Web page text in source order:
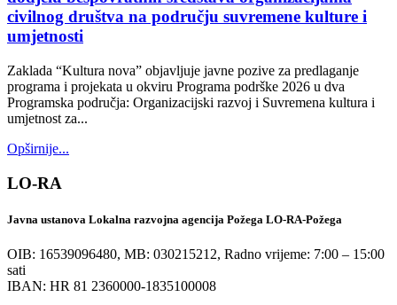
civilnog društva na području suvremene kulture i
umjetnosti
Zaklada “Kultura nova” objavljuje javne pozive za predlaganje
programa i projekata u okviru Programa podrške 2026 u dva
Programska područja: Organizacijski razvoj i Suvremena kultura i
umjetnost za...
Opširnije...
LO-RA
Javna ustanova Lokalna razvojna agencija Požega LO-RA-Požega
OIB: 16539096480, MB: 030215212, Radno vrijeme: 7:00 – 15:00
sati
IBAN: HR 81 2360000-1835100008